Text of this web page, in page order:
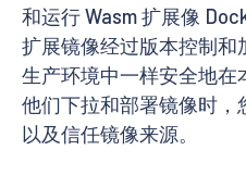
和运行 Wasm 扩展像
扩展镜像经过版本控制和
生产环境中一样安全地在
他们下拉和部署镜像时，
以及信任镜像来源。